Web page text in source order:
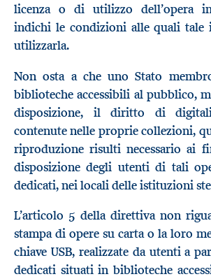
licenza o di utilizzo dell’opera
indichi le condizioni alle quali tale
utilizzarla.
Non osta a che uno Stato
biblioteche accessibili al pubblico,
disposizione, il diritto di
contenute nelle proprie collezioni,
riproduzione risulti necessario ai
disposizione degli utenti di tali
dedicati, nei locali delle istituzioni
L’articolo 5 della direttiva non
stampa di opere su carta o la loro
chiave USB, realizzate da utenti a
dedicati situati in biblioteche